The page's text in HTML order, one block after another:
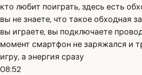
кто любит поиграть, здесь есть
вы не знаете, что такое обходная
вы играете, вы подключаете
момент смартфон не заряжался и
игру, а энергия сразу
08:52